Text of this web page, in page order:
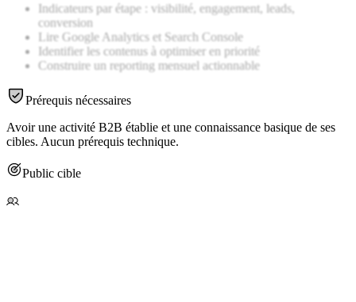
Indicateurs par étape : visibilité, engagement, leads,
conversion
Lire Google Analytics et Search Console
Identifier les contenus à optimiser en priorité
Construire un reporting mensuel actionnable
Prérequis nécessaires
Avoir une activité B2B établie et une connaissance basique de ses
cibles. Aucun prérequis technique.
Public cible